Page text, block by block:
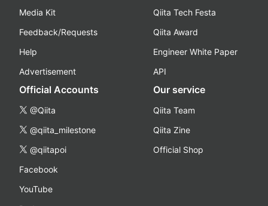
Media Kit
Feedback/Requests
Help
Advertisement
Qiita Tech Festa
Qiita Award
Engineer White Paper
API
Official Accounts
@Qiita
@qiita_milestone
@qiitapoi
Facebook
YouTube
Our service
Qiita Team
Qiita Zine
Official Shop